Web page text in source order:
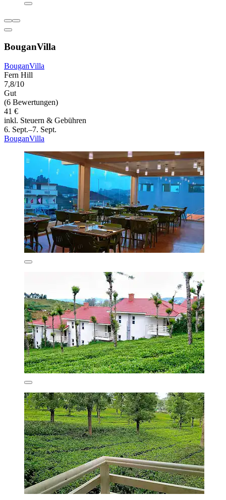
BouganVilla
BouganVilla
Fern Hill
7,8/10
Gut
(6 Bewertungen)
41 €
inkl. Steuern & Gebühren
6. Sept.–7. Sept.
BouganVilla